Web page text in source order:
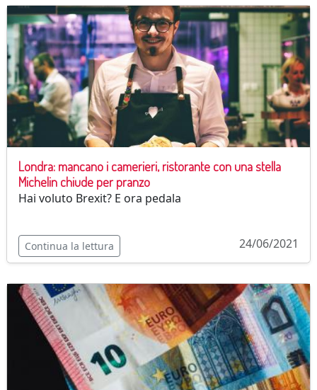
Londra: mancano i camerieri, ristorante con una stella
Michelin chiude per pranzo
Hai voluto Brexit? E ora pedala
Continua la lettura 24/06/2021